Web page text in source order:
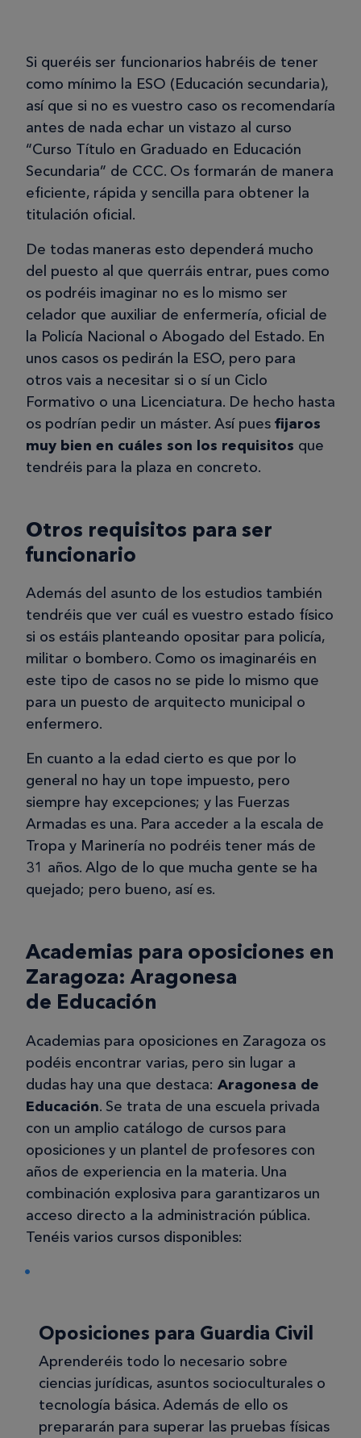
Si queréis ser funcionarios habréis de tener
como mínimo la ESO (Educación secundaria),
así que si no es vuestro caso os recomendaría
antes de nada echar un vistazo al curso
“Curso Título en Graduado en Educación
Secundaria” de CCC. Os formarán de manera
eficiente, rápida y sencilla para obtener la
titulación oficial.
De todas maneras esto dependerá mucho
del puesto al que querráis entrar, pues como
os podréis imaginar no es lo mismo ser
celador que auxiliar de enfermería, oficial de
la Policía Nacional o Abogado del Estado. En
unos casos os pedirán la ESO, pero para
otros vais a necesitar si o sí un Ciclo
Formativo o una Licenciatura. De hecho hasta
os podrían pedir un máster. Así pues fijaros
muy bien en cuáles son los requisitos que
tendréis para la plaza en concreto.
Otros requisitos para ser
funcionario
Además del asunto de los estudios también
tendréis que ver cuál es vuestro estado físico
si os estáis planteando opositar para policía,
militar o bombero. Como os imaginaréis en
este tipo de casos no se pide lo mismo que
para un puesto de arquitecto municipal o
enfermero.
En cuanto a la edad cierto es que por lo
general no hay un tope impuesto, pero
siempre hay excepciones; y las Fuerzas
Armadas es una. Para acceder a la escala de
Tropa y Marinería no podréis tener más de
31 años. Algo de lo que mucha gente se ha
quejado; pero bueno, así es.
Academias para oposiciones en
Zaragoza: Aragonesa
de Educación
Academias para oposiciones en Zaragoza os
podéis encontrar varias, pero sin lugar a
dudas hay una que destaca: Aragonesa de
Educación. Se trata de una escuela privada
con un amplio catálogo de cursos para
oposiciones y un plantel de profesores con
años de experiencia en la materia. Una
combinación explosiva para garantizaros un
acceso directo a la administración pública.
Tenéis varios cursos disponibles:
Oposiciones para Guardia Civil
Aprenderéis todo lo necesario sobre
ciencias jurídicas, asuntos socioculturales o
tecnología básica. Además de ello os
prepararán para superar las pruebas físicas